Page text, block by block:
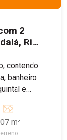
2
Rio
contendo
banheiro
e
m²